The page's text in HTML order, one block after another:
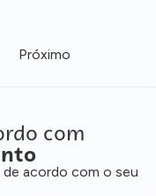
Próximo
com
acordo com o seu